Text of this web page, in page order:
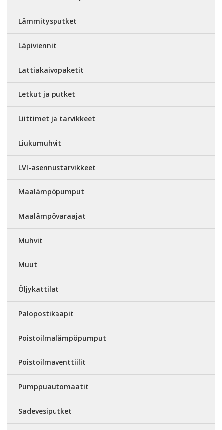
Lämmitysputket
Läpiviennit
Lattiakaivopaketit
Letkut ja putket
Liittimet ja tarvikkeet
Liukumuhvit
LVI-asennustarvikkeet
Maalämpöpumput
Maalämpövaraajat
Muhvit
Muut
Öljykattilat
Palopostikaapit
Poistoilmalämpöpumput
Poistoilmaventtiilit
Pumppuautomaatit
Sadevesiputket